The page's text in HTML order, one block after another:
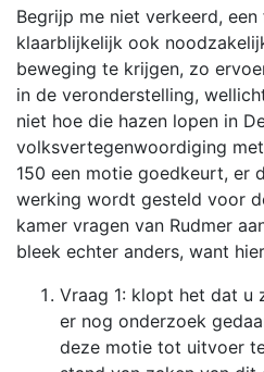
Begrijp me niet verkeerd,
klaarblijkelijk ook
beweging te krijgen, zo
in de veronderstelling,
niet hoe die hazen lopen in
volksvertegenwoordiging
150 een motie goedkeurt, er
werking wordt gesteld voor
kamer vragen van Rudmer
bleek echter anders, want
Vraag 1: klopt het dat u
er nog onderzoek
deze motie tot uitvoer